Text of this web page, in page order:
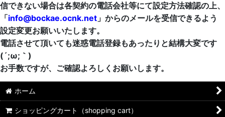
信できない場合は各契約の電話会社等にて設定方法確認の上、
「info@bockae.ocnk.net 」からのメールを受信できるよう
設定変更お願いいたします。
電話させて頂いても迷惑電話登録もあったりと結構大変です
(´;ω;｀)
お手数ですが、ご確認よろしくお願いします。
ホーム
ショッピングカート（shopping cart）